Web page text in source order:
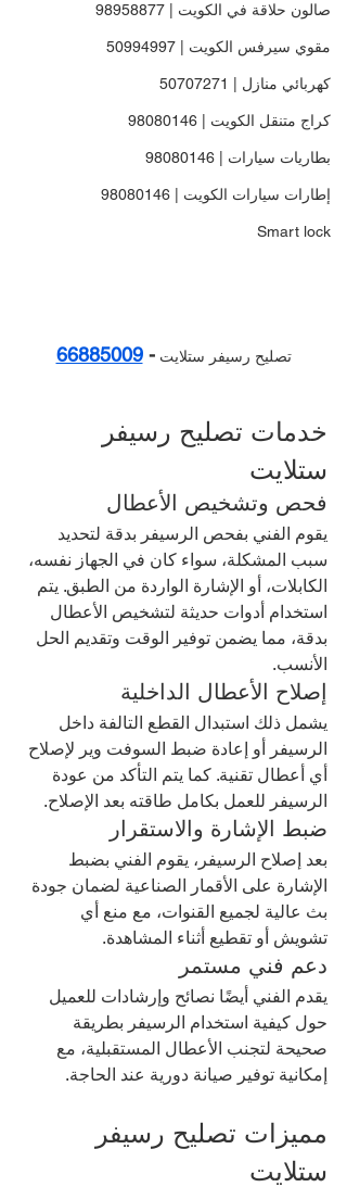
صالون حلاقة في الكويت | 98958877
مقوي سيرفس الكويت | 50994997
كهربائي منازل | 50707271
كراج متنقل الكويت | 98080146
بطاريات سيارات | 98080146
إطارات سيارات الكويت | 98080146
Smart lock
تصليح رسيفر ستلايت -
66885009
خدمات تصليح رسيفر
ستلايت
فحص وتشخيص الأعطال
يقوم الفني بفحص الرسيفر بدقة لتحديد
سبب المشكلة، سواء كان في الجهاز نفسه،
الكابلات، أو الإشارة الواردة من الطبق. يتم
استخدام أدوات حديثة لتشخيص الأعطال
بدقة، مما يضمن توفير الوقت وتقديم الحل
الأنسب.
إصلاح الأعطال الداخلية
يشمل ذلك استبدال القطع التالفة داخل
الرسيفر أو إعادة ضبط السوفت وير لإصلاح
أي أعطال تقنية. كما يتم التأكد من عودة
الرسيفر للعمل بكامل طاقته بعد الإصلاح.
ضبط الإشارة والاستقرار
بعد إصلاح الرسيفر، يقوم الفني بضبط
الإشارة على الأقمار الصناعية لضمان جودة
بث عالية لجميع القنوات، مع منع أي
تشويش أو تقطيع أثناء المشاهدة.
دعم فني مستمر
يقدم الفني أيضًا نصائح وإرشادات للعميل
حول كيفية استخدام الرسيفر بطريقة
صحيحة لتجنب الأعطال المستقبلية، مع
إمكانية توفير صيانة دورية عند الحاجة.
مميزات تصليح رسيفر
ستلايت